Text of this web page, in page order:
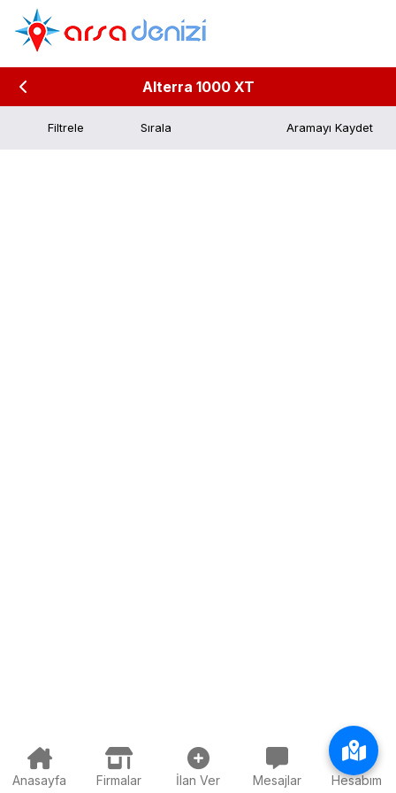
Alterra 1000 XT
Filtrele Aramayı Kaydet
Anasayfa Firmalar İlan Ver Mesajlar Hesabım